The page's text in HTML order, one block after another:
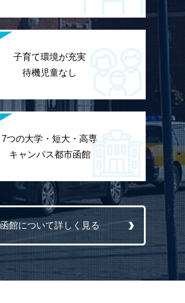
子育て環境が充実
待機児童なし
7つの大学・短大・高専
キャンパス都市函館
函館について詳しく見る